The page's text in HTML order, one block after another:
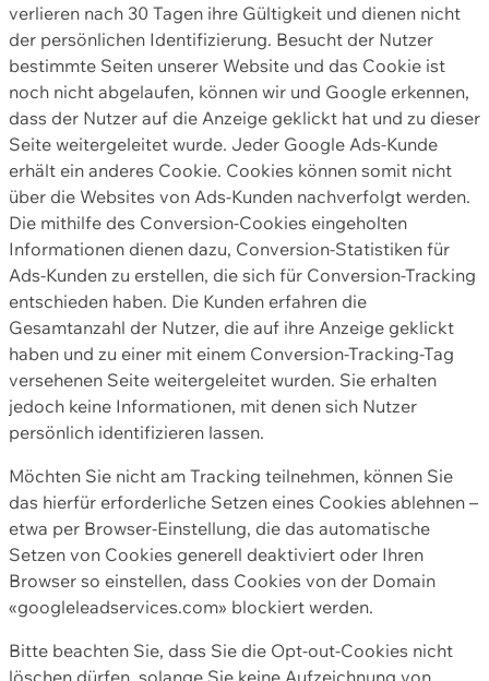
verlieren nach 30 Tagen ihre Gültigkeit und dienen nicht
der persönlichen Identifizierung. Besucht der Nutzer
bestimmte Seiten unserer Website und das Cookie ist
noch nicht abgelaufen, können wir und Google erkennen,
dass der Nutzer auf die Anzeige geklickt hat und zu dieser
Seite weitergeleitet wurde. Jeder Google Ads-Kunde
erhält ein anderes Cookie. Cookies können somit nicht
über die Websites von Ads-Kunden nachverfolgt werden.
Die mithilfe des Conversion-Cookies eingeholten
Informationen dienen dazu, Conversion-Statistiken für
Ads-Kunden zu erstellen, die sich für Conversion-Tracking
entschieden haben. Die Kunden erfahren die
Gesamtanzahl der Nutzer, die auf ihre Anzeige geklickt
haben und zu einer mit einem Conversion-Tracking-Tag
versehenen Seite weitergeleitet wurden. Sie erhalten
jedoch keine Informationen, mit denen sich Nutzer
persönlich identifizieren lassen.
Möchten Sie nicht am Tracking teilnehmen, können Sie
das hierfür erforderliche Setzen eines Cookies ablehnen –
etwa per Browser-Einstellung, die das automatische
Setzen von Cookies generell deaktiviert oder Ihren
Browser so einstellen, dass Cookies von der Domain
«googleleadservices.com» blockiert werden.
Bitte beachten Sie, dass Sie die Opt-out-Cookies nicht